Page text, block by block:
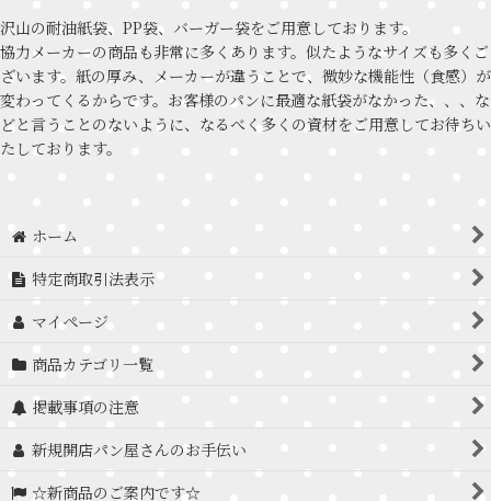
沢山の耐油紙袋、PP袋、バーガー袋をご用意しております。
協力メーカーの商品も非常に多くあります。似たようなサイズも多くご
ざいます。紙の厚み、メーカーが違うことで、微妙な機能性（食感）が
変わってくるからです。お客様のパンに最適な紙袋がなかった、、、な
どと言うことのないように、なるべく多くの資材をご用意してお待ちい
たしております。
ホーム
特定商取引法表示
マイページ
商品カテゴリ一覧
掲載事項の注意
新規開店パン屋さんのお手伝い
☆新商品のご案内です☆